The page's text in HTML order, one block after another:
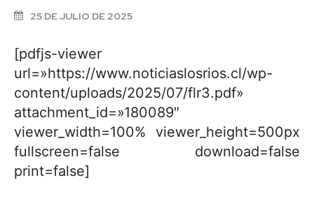
25 DE JULIO DE 2025
[pdfjs-viewer
url=»https://www.noticiaslosrios.cl/wp-
content/uploads/2025/07/flr3.pdf»
attachment_id=»180089″
viewer_width=100% viewer_height=500px
fullscreen=false download=false
print=false]